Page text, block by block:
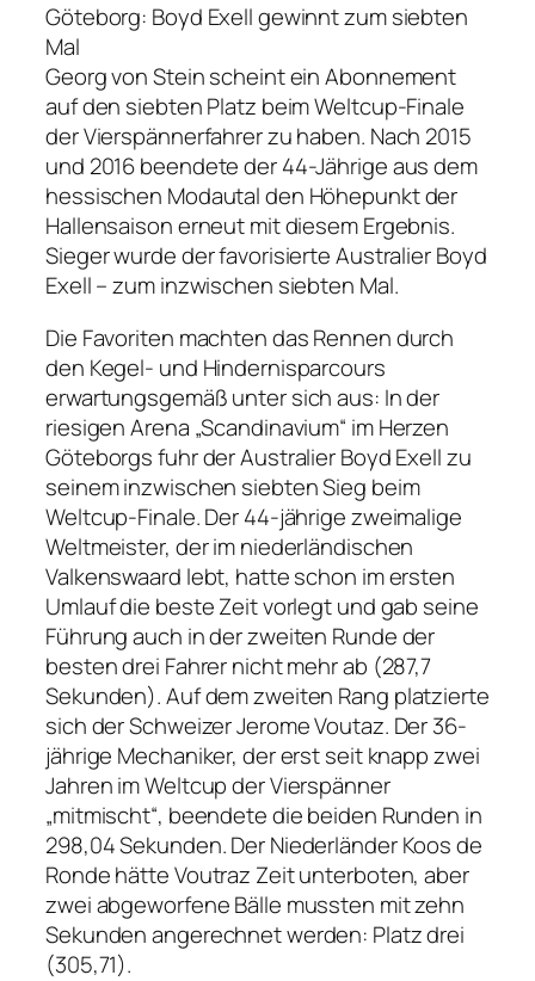
Göteborg: Boyd Exell gewinnt zum siebten
Mal
Georg von Stein scheint ein Abonnement
auf den siebten Platz beim Weltcup-Finale
der Vierspännerfahrer zu haben. Nach 2015
und 2016 beendete der 44-Jährige aus dem
hessischen Modautal den Höhepunkt der
Hallensaison erneut mit diesem Ergebnis.
Sieger wurde der favorisierte Australier Boyd
Exell – zum inzwischen siebten Mal.
Die Favoriten machten das Rennen durch
den Kegel- und Hindernisparcours
erwartungsgemäß unter sich aus: In der
riesigen Arena „Scandinavium“ im Herzen
Göteborgs fuhr der Australier Boyd Exell zu
seinem inzwischen siebten Sieg beim
Weltcup-Finale. Der 44-jährige zweimalige
Weltmeister, der im niederländischen
Valkenswaard lebt, hatte schon im ersten
Umlauf die beste Zeit vorlegt und gab seine
Führung auch in der zweiten Runde der
besten drei Fahrer nicht mehr ab (287,7
Sekunden). Auf dem zweiten Rang platzierte
sich der Schweizer Jerome Voutaz. Der 36-
jährige Mechaniker, der erst seit knapp zwei
Jahren im Weltcup der Vierspänner
„mitmischt“, beendete die beiden Runden in
298,04 Sekunden. Der Niederländer Koos de
Ronde hätte Voutraz Zeit unterboten, aber
zwei abgeworfene Bälle mussten mit zehn
Sekunden angerechnet werden: Platz drei
(305,71).